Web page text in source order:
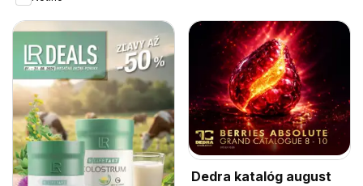
Dedra katalóg august